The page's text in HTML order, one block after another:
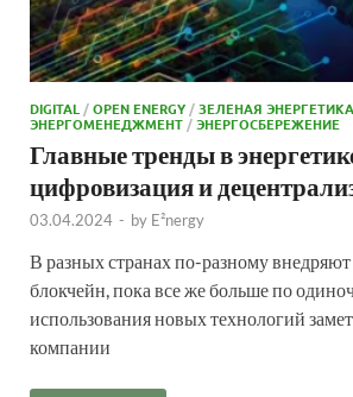
DIGITAL/OPEN ENERGY/ЗЕЛЕНАЯ ЭНЕРГЕТИКА
ЭНЕРГОМЕНЕДЖМЕНТ/ЭНЕРГОСБЕРЕЖЕНИЕ
Главные тренды в
цифровизация и
03.04.2024 - by E²nergy
В разных странах по-разному
блокчейн, пока все же больше по
использования новых технологий
компании